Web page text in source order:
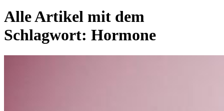
Alle Artikel mit dem
Schlagwort: Hormone